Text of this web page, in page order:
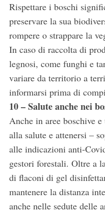
Rispettare i boschi
preservare la sua
rompere o strappare la
In caso di raccolta di
legnosi, come funghi e
variare da territorio a
informarsi prima di
10 – Salute anche nei
Anche in aree boschive
alla salute e attenersi –
alle indicazioni anti-
gestori forestali. Oltre a
di flaconi di gel
mantenere la distanza
anche nelle sedute delle